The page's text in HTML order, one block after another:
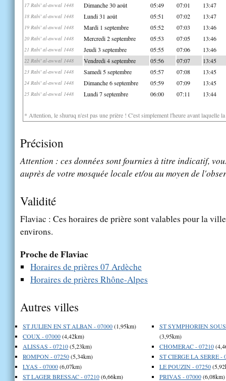
17 Rabi' al-awwal 1448 Dimanche 30 août 05:49 07:01 13:47
18 Rabi' al-awwal 1448 Lundi 31 août 05:51 07:02 13:47
19 Rabi' al-awwal 1448 Mardi 1 septembre 05:52 07:03 13:46
20 Rabi' al-awwal 1448 Mercredi 2 septembre 05:53 07:05 13:46
21 Rabi' al-awwal 1448 Jeudi 3 septembre 05:55 07:06 13:46
22 Rabi' al-awwal 1448 Vendredi 4 septembre 05:56 07:07 13:45
23 Rabi' al-awwal 1448 Samedi 5 septembre 05:57 07:08 13:45
24 Rabi' al-awwal 1448 Dimanche 6 septembre 05:59 07:09 13:45
25 Rabi' al-awwal 1448 Lundi 7 septembre 06:00 07:11 13:44
* Attention, le shuruq n'est pas une prière ! C'est simplement l'heure avant laquelle
Précision
Attention : ces données sont fournies à titre indicatif,
auprès de votre mosquée locale et/ou au moyen de
Validité
Flaviac : Ces horaires de prière sont valables pour la
environs.
Proche de Flaviac
Horaires de prières 07 Ardèche
Horaires de prières Rhône-Alpes
Autres villes
ST JULIEN EN ST ALBAN - 07000(1,95km)
COUX - 07000(4,42km)
ALISSAS - 07210(5,23km)
ROMPON - 07250(5,34km)
LYAS - 07000(6,07km)
ST LAGER BRESSAC - 07210(6,66km)
ST SYMPHORIEN
(3,95km)
CHOMERAC - 07210
ST CIERGE LA SERRE -
LE POUZIN - 07250
PRIVAS - 07000(6,08km)